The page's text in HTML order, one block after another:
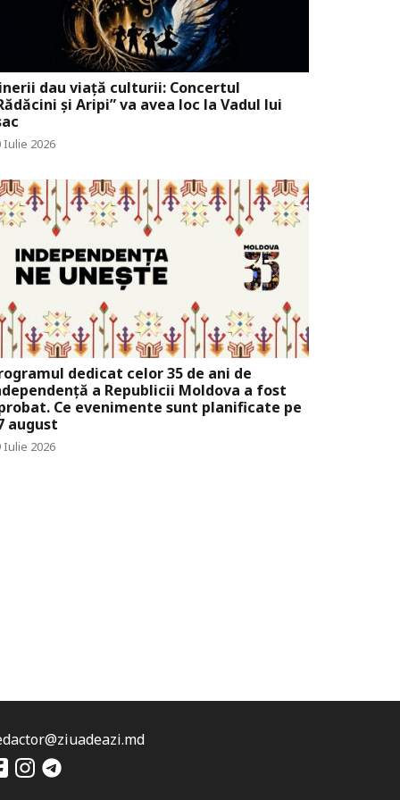
dau viață culturii: Concertul
și Aripi” va avea loc la Vadul lui
Iulie 2026
dedicat celor 35 de ani de
a Republicii Moldova a fost
Ce evenimente sunt planificate pe
august
Iulie 2026